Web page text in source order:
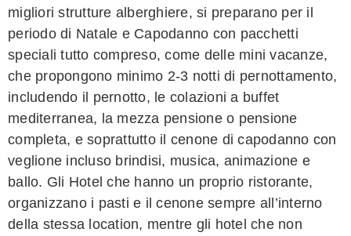
migliori strutture alberghiere, si preparano per il
periodo di Natale e Capodanno con pacchetti
speciali tutto compreso, come delle mini vacanze,
che propongono minimo 2-3 notti di pernottamento,
includendo il pernotto, le colazioni a buffet
mediterranea, la mezza pensione o pensione
completa, e soprattutto il cenone di capodanno con
veglione incluso brindisi, musica, animazione e
ballo. Gli Hotel che hanno un proprio ristorante,
organizzano i pasti e il cenone sempre all’interno
della stessa location, mentre gli hotel che non